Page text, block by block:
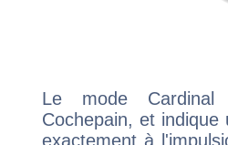
Le mode Cardinal
Cochepain, et
exactement à